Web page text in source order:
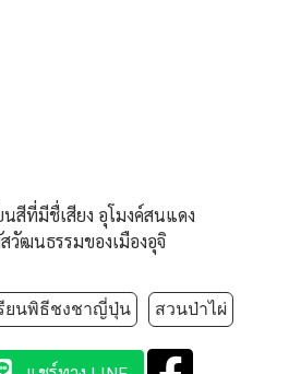
สีที่มีชื่เสียง อุโมงค์สนแดง
วัฒนธรรมของเมืองอุจิ
ยนพิธีชงชาญี่ปุ่น สวนป่าไผ่